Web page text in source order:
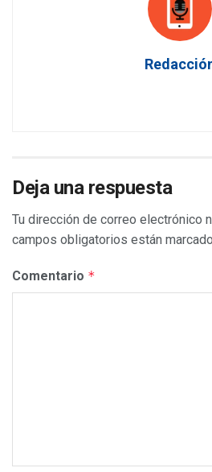
Deja una respuesta
Tu dirección de correo electrónico
campos obligatorios están
Comentario *